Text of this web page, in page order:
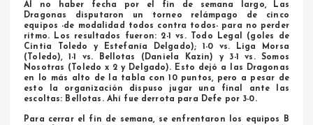
Al no haber fecha por el fin de semana largo, Las
Dragonas disputaron un torneo relámpago de cinco
equipos -de modalidad todos contra todos- para no perder
ritmo. Los resultados fueron: 2-1 vs. Todo Legal (goles de
Cintia Toledo y Estefanía Delgado); 1-0 vs. Liga Morsa
(Toledo), 1-1 vs. Bellotas (Daniela Kazin) y 3-1 vs. Somos
Nosotras (Toledo x 2 y Delgado). Esto dejó a las Dragonas
en lo más alto de la tabla con 10 puntos, pero a pesar de
esto la organización dispuso jugar una final ante las
escoltas: Bellotas. Ahí fue derrota para Defe por 3-0.
Para cerrar el fin de semana, se enfrentaron los equipos B